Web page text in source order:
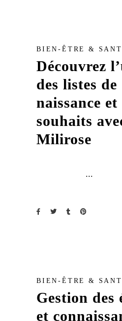
BIEN-ÊTRE &
Découvrez
des listes de
naissance et
souhaits
Milirose
BIEN-ÊTRE &
Gestion des
et